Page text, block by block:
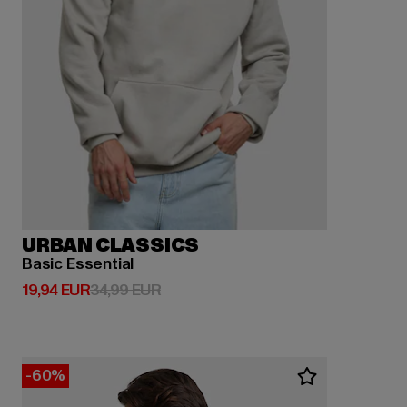
URBAN CLASSICS
Basic Essential
19,94 EUR
Derzeitiger Preis: 19,94 EUR
34,99 EURAktionspreis: 34,99 EUR
-60%